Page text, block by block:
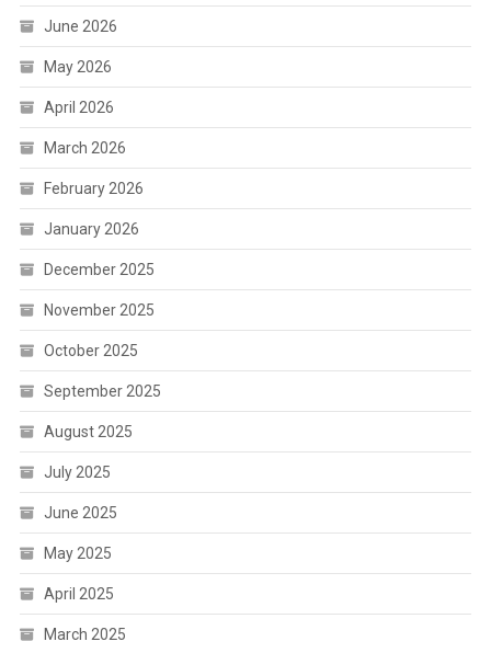
June 2026
May 2026
April 2026
March 2026
February 2026
January 2026
December 2025
November 2025
October 2025
September 2025
August 2025
July 2025
June 2025
May 2025
April 2025
March 2025